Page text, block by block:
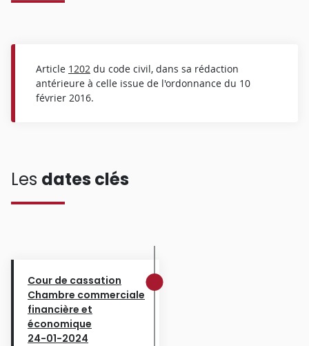
Article 1202 du code civil, dans sa rédaction
antérieure à celle issue de l'ordonnance du 10
février 2016.
Les dates clés
Cour de cassation
Chambre commerciale
financière et
économique
24-01-2024